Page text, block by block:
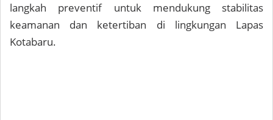
langkah preventif untuk mendukung stabilitas
keamanan dan ketertiban di lingkungan Lapas
Kotabaru.